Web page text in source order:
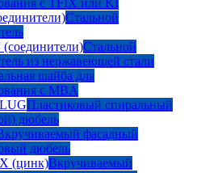
с TFIX или KI
Стальной
Стальной
из нержавеющей стали
шайба для
с MBA
Пластиковый спиральный
дюбель
фасадный
дюбель
(цинк)Вкручиваемый